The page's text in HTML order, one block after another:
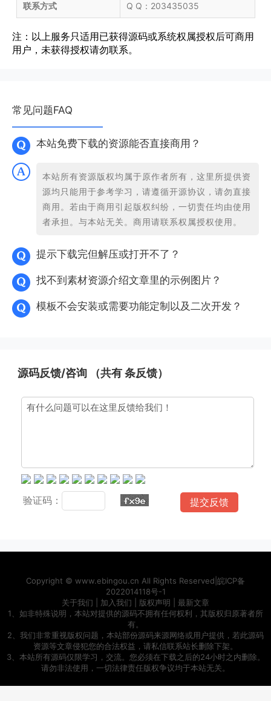
联系方式 Q Q：203435035
注：以上服务只适用已获得源码或系统权属授权后可商用
用户，未获得授权请勿联系。
常见问题FAQ
本站免费下载的资源能否直接商用？
本站所有资源版权均属于原作者所有，这里所提供资
源均只能用于参考学习，请遵循开源协议，请勿直接
商用。若由于商用引起版权纠纷，一切责任均由使用
者承担。与本站无关。商用请联系权属授权使用。
提示下载完但解压或打开不了？
找不到素材资源介绍文章里的示例图片？
模板不会安装或需要功能定制以及二次开发？
源码反馈/咨询 （共有条反馈）
验证码：
Copyright © www.ebingou.cn All Rights Reserved| 皖ICP备
2022014118号-1
关于我们
加入我们 版权声明
最新文章
1、如非特殊说明，本站对提供的源码不拥有任何权利，其版权归原著者所
有。
2、我们非常重视版权问题，本站部份源码来源网络或用户提供，若此源码
资源等文章侵犯您的合法权益，请私信联系站长删除下架。
3、本站所有源码仅限学习，交流。您必须在下载之后的24小时之内删除。
请勿非法使用，一切法律责任版权争议均于本站无关。